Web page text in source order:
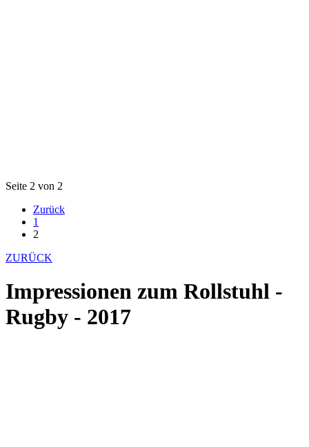
Seite 2 von 2
Zurück
1
2
ZURÜCK
Impressionen zum Rollstuhl -
Rugby - 2017